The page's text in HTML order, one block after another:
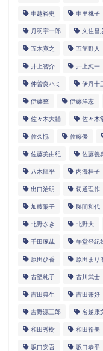
中越裕史 中里桃子
丹羽宇一郎 久住昌
五木寛之 五箇野人
井上智介 井上純一
仲曽良ハミ 伊丹十
伊藤整 伊藤洋志
佐々木大輔 佐々木
佐久協 佐藤優
佐藤美由紀 佐藤義
八木龍平 内海桂子
出口治明 切通理作
加藤陽子 勝間和代
北野さき 北野大
千田琢哉 午堂登紀
原田ひ香 原田まり
古堅純子 古川武士
吉田典生 吉田兼好
吉野源三郎 名越康
和田秀樹 和田裕美
坂口安吾 坂口恭平